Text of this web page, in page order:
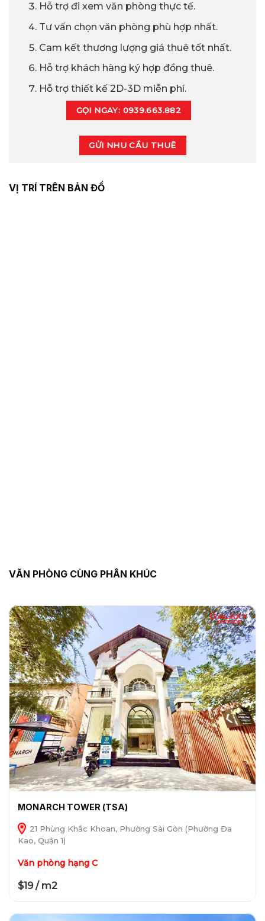
Hỗ trợ đi xem văn phòng thực tế.
Tư vấn chọn văn phòng phù hợp nhất.
Cam kết thương lượng giá thuê tốt nhất.
Hỗ trợ khách hàng ký hợp đồng thuê.
Hỗ trợ thiết kế 2D-3D miễn phí.
GỌI NGAY: 0939.663.882
GỬI NHU CẦU THUÊ
VỊ TRÍ TRÊN BẢN ĐỒ
VĂN PHÒNG CÙNG PHÂN KHÚC
MONARCH TOWER (TSA)
21 Phùng Khắc Khoan, Phường Sài Gòn (Phường Đa
Kao, Quận 1)
Văn phòng hạng C
$19 / m2